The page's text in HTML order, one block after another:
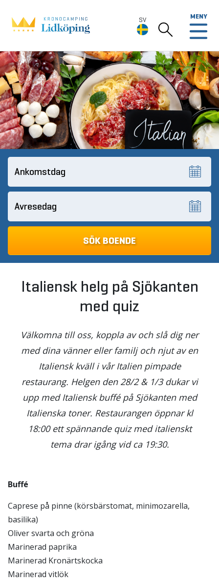
SV
SV
Deutsch
English
MENY
Italiensk helg på Sjökanten
med quiz
Välkomna till oss, koppla av och slå dig ner
med dina vänner eller familj och njut av en
Italiensk kväll i vår Italien pimpade
restaurang. Helgen den 28/2 & 1/3 dukar vi
upp med Italiensk buffé på Sjökanten med
Italienska toner. Restaurangen öppnar kl
18:00 ett spännande quiz med italienskt
tema drar igång vid ca 19:30.
Buffé
Caprese på pinne (körsbärstomat, minimozarella,
basilika)
Oliver svarta och gröna
Marinerad paprika
Marinerad Kronärtskocka
Marinerad vitlök